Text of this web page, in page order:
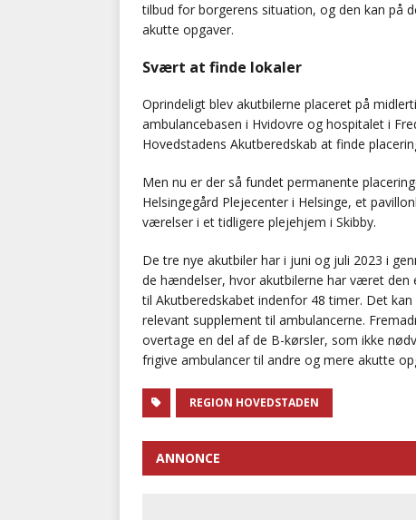
tilbud for borgerens situation, og den kan på
akutte opgaver.
Svært at finde lokaler
Oprindeligt blev akutbilerne placeret på
ambulancebasen i Hvidovre og hospitalet i
Hovedstadens Akutberedskab at finde
Men nu er der så fundet permanente
Helsingegård Plejecenter i Helsinge, et
værelser i et tidligere plejehjem i Skibby.
De tre nye akutbiler har i juni og juli 2023 i
de hændelser, hvor akutbilerne har været
til Akutberedskabet indenfor 48 timer. Det
relevant supplement til ambulancerne.
overtage en del af de B-kørsler, som ikke
frigive ambulancer til andre og mere akutte
REGION HOVEDSTADEN
ANNONCE